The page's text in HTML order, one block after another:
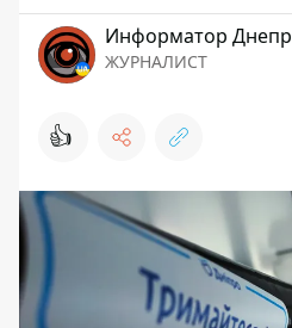
Информатор Днепр
ЖУРНАЛИСТ
👍